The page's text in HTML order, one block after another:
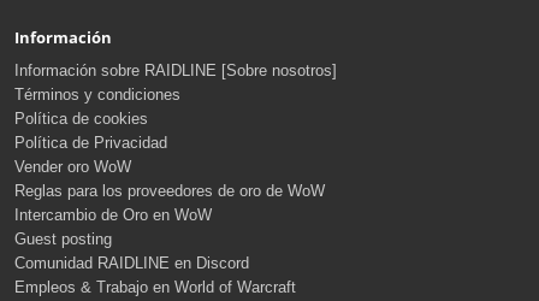
Información
Información sobre RAIDLINE [Sobre nosotros]
Términos y condiciones
Política de cookies
Política de Privacidad
Vender oro WoW
Reglas para los proveedores de oro de WoW
Intercambio de Oro en WoW
Guest posting
Comunidad RAIDLINE en Discord
Empleos & Trabajo en World of Warcraft